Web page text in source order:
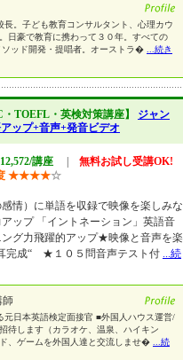
長。子ども教育コンサルタント、心理カウ
日豪で教育に携わって３０年。すべての
ソッド開発・提唱者。オーストラ�
...続き
・TOEFL・英検対策講座】 ジャン
ップ+音声+発音ビデオ
講座
無料お試し受講OK!
★★★★☆
情）に単語を収録で映像を楽しみな
ップ 「イントネーション」英語音
グ力飛躍的アップ★映像と音声を楽
完成“ ★１０５問音声テスト付 ...続
師
元日本英語検定面接官 ■外国人ハウス運営/
待します（カラオケ、温泉、ハイキン
、ゲームを外国人達と交流しませ�
...続